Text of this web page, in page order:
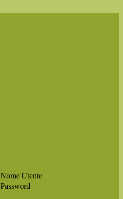
Nome Utente
Password